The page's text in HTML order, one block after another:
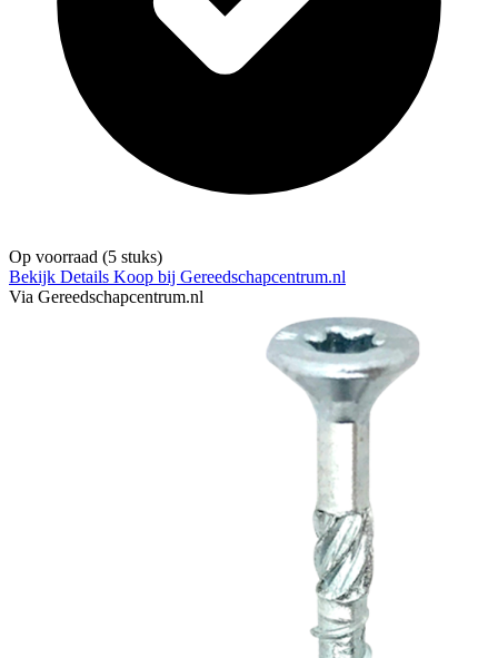
Op voorraad (5 stuks)
Bekijk Details Koop bij Gereedschapcentrum.nl
Via Gereedschapcentrum.nl